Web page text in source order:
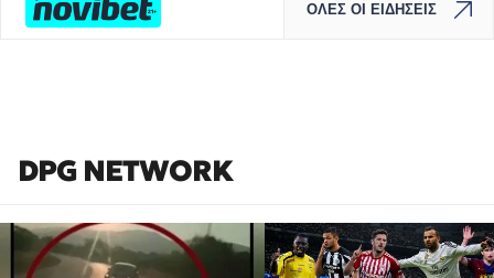
ΟΛΕΣ ΟΙ ΕΙΔΗΣΕΙΣ
DPG NETWORK